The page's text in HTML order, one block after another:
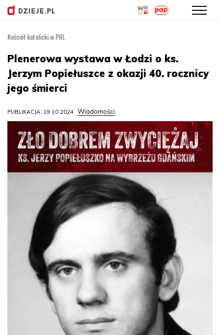
treści
Kościół katolicki w PRL
Plenerowa wystawa w Łodzi o ks.
Jerzym Popiełuszce z okazji 40. rocznicy
jego śmierci
PUBLIKACJA: 19.10.2024 Wiadomości